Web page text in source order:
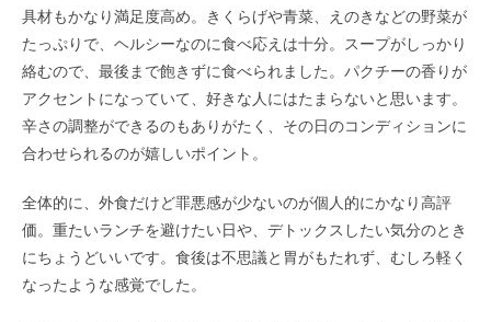
具材もかなり満足度高め。きくらげや青菜、えのきなどの野菜が
たっぷりで、ヘルシーなのに食べ応えは十分。スープがしっかり
絡むので、最後まで飽きずに食べられました。パクチーの香りが
アクセントになっていて、好きな人にはたまらないと思います。
辛さの調整ができるのもありがたく、その日のコンディションに
合わせられるのが嬉しいポイント。
全体的に、外食だけど罪悪感が少ないのが個人的にかなり高評
価。重たいランチを避けたい日や、デトックスしたい気分のとき
にちょうどいいです。食後は不思議と胃がもたれず、むしろ軽く
なったような感覚でした。